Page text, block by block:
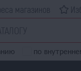
магазинов
по